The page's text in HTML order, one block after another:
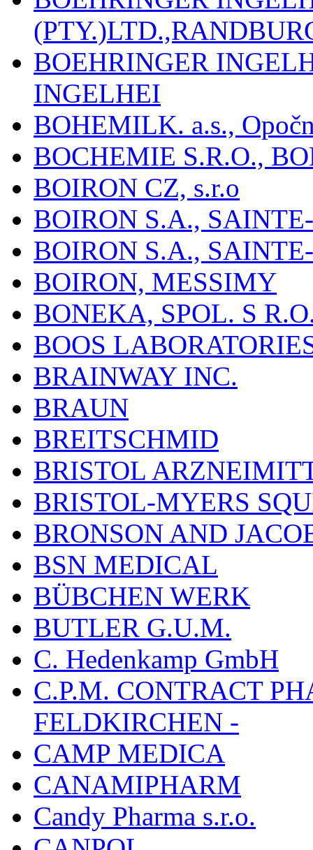
BOEHRINGER
INGELHEI
BOHEMILK. a.s.,
BOCHEMIE S.R.O.,
BOIRON CZ, s.r.o
BOIRON S.A.,
BOIRON S.A.,
BOIRON, MESSIMY
BONEKA, SPOL. S
BOOS
BRAINWAY INC.
BRAUN
BREITSCHMID
BRISTOL
BRISTOL-MYERS
BRONSON AND
BSN MEDICAL
BÜBCHEN WERK
BUTLER G.U.M.
C. Hedenkamp GmbH
C.P.M. CONTRACT
FELDKIRCHEN -
CAMP MEDICA
CANAMIPHARM
Candy Pharma s.r.o.